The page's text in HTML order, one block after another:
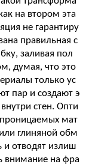
на втором эта
не гарантиру
правильная с
заливая пол
думая, что это
только ус
пар и создают э
стен. Опти
мат
глиняной обм
и отводят излиш
внимание на фра